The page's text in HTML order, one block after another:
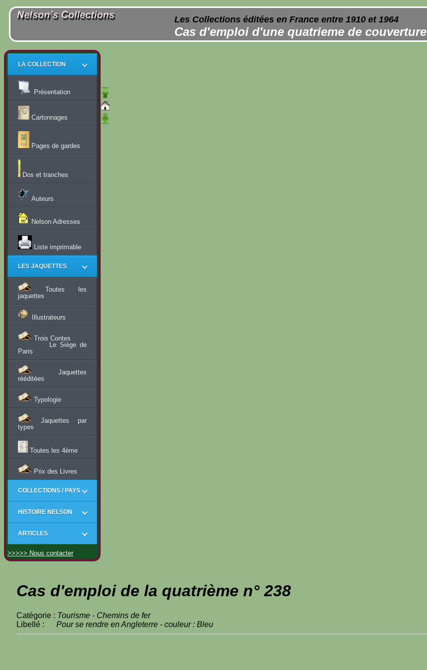
Les Collections éditées en France entre 1910 et 1964
Cas d'emploi d'une quatrieme de couverture
LA COLLECTION
Présentation
Cartonnages
Pages de gardes
Dos et tranches
Auteurs
Nelson Adresses
Liste imprimable
LES JAQUETTES
Toutes les
jaquettes
Illustrateurs
Trois Contes
Le Siège de
Paris
Jaquettes
rééditées
Typologie
Jaquettes par
types
Toutes les 4ème
Prix des Livres
COLLECTIONS / PAYS
HISTOIRE NELSON
ARTICLES
>>>>> Nous contacter
Cas d'emploi de la quatrième n° 238
Catégorie : Tourisme - Chemins de fer
Libellé : Pour se rendre en Angleterre - couleur : Bleu